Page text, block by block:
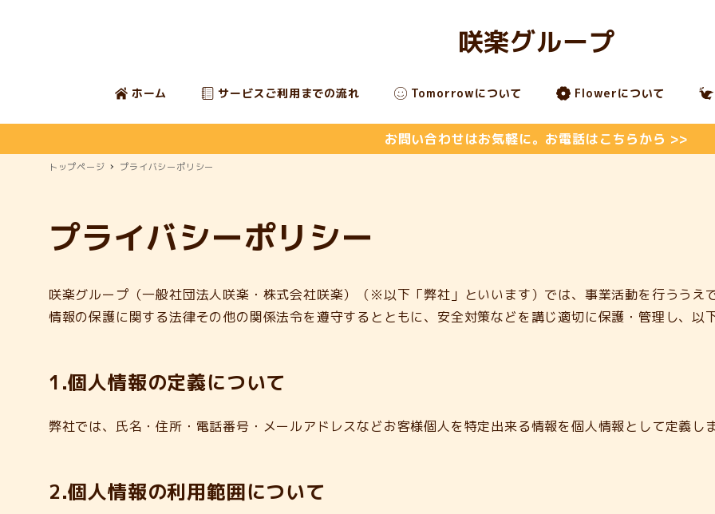
咲楽グループ
ホーム サービスご利用までの流れ Tomorrowについて Flowerについて
お問い合わせはお気軽に。お電話はこちらから >>
トップページ プライバシーポリシー
プライバシーポリシー
咲楽グループ（一般社団法人咲楽・株式会社咲楽）（※以下「弊社」といいます）では、事業活動を行ううえ
情報の保護に関する法律その他の関係法令を遵守するとともに、安全対策などを講じ適切に保護・管理し、以
1.個人情報の定義について
弊社では、氏名・住所・電話番号・メールアドレスなどお客様個人を特定出来る情報を個人情報として定義し
2.個人情報の利用範囲について